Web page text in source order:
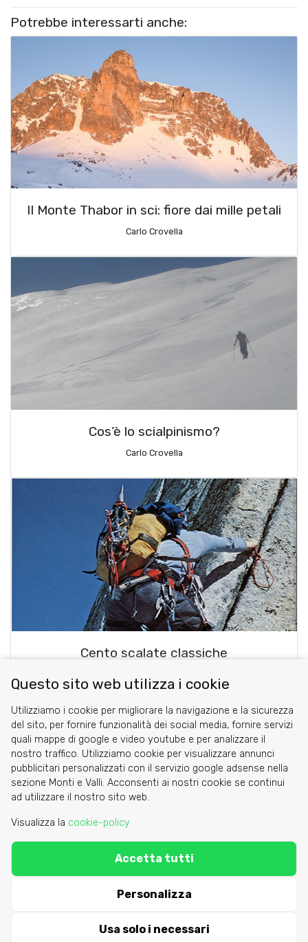
Potrebbe interessarti anche:
Il Monte Thabor in sci: fiore dai mille petali
Carlo Crovella
Cos’è lo scialpinismo?
Carlo Crovella
Cento scalate classiche
blog comments powered byDisqus
Cookie
Privacy Policy
Area riservata
C.A.I. Sezione di Torino - via Barbaroux 1
segreteria@caitorino.it- tel:
Questo sito web utilizza i cookie
Utilizziamo i cookie per migliorare la navigazione e la sicurezza
del sito, per fornire funzionalità dei social media, fornire servizi
quali mappe di google e video youtube e per analizzare il
nostro traffico. Utilizziamo cookie per visualizzare annunci
pubblicitari personalizzati con il servizio google adsense nella
sezione Monti e Valli. Acconsenti ai nostri cookie se continui
ad utilizzare il nostro sito web.
Visualizza la cookie-policy
Usa solo i necessari
Personalizza
Accetta tutti